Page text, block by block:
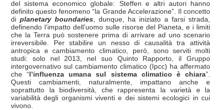
del sistema economico globale: Steffen e altri autori hanno
definito questo fenomeno “la Grande Accelerazione”. Il concetto
di planetary boundaries , dunque, ha iniziato a farsi strada,
definendo l’impatto dell’uomo sulle risorse del Pianeta, e i limiti
che la Terra può sostenere prima di arrivare ad uno scenario
irreversibile. Per stabilire un nesso di causalità tra attività
antropica e cambiamento climatico, però, sono serviti molti
studi: solo nel 2013, nel suo Quinto Rapporto, il Gruppo
intergovernativo sul cambiamento climatico (Ipcc) ha affermato
che “l’influenza umana sul sistema climatico è chiara”.
Questi cambiamenti, naturalmente, impattano anche e
soprattutto la biodiversità, che rappresenta la varietà e la
variabilità degli organismi viventi e dei sistemi ecologici in cui
vivono.